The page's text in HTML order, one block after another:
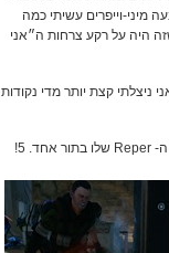
מיני-וייפרים עשיתי כמה
היה על רקע צרחות ה״אני
5 ווייפרים חלשלושים. אני ניצלתי קצת יותר מדי נקודות